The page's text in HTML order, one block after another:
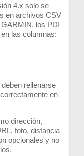
4.x solo se
en archivos CSV
los PDI
las columnas:
rellenarse
en
dirección,
foto, distancia
opcionales y no